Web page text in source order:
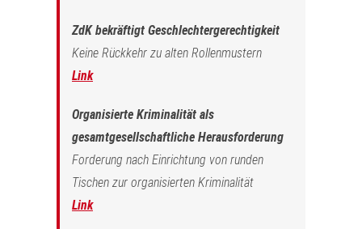
ZdK bekräftigt Geschlechtergerechtigkeit
Keine Rückkehr zu alten Rollenmustern
Link
Organisierte Kriminalität als
gesamtgesellschaftliche Herausforderung
Forderung nach Einrichtung von runden
Tischen zur organisierten Kriminalität
Link